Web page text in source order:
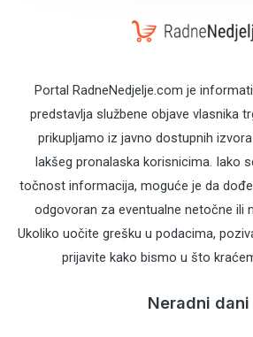
Portal RadneNedjelje.com je
predstavlja službene objave vlasnika
prikupljamo iz javno dostupnih
lakšeg pronalaska korisnicima. Iako
točnost informacija, moguće je da
odgovoran za eventualne netočne ili
Ukoliko uočite grešku u podacima,
prijavite kako bismo u što
Neradni dani